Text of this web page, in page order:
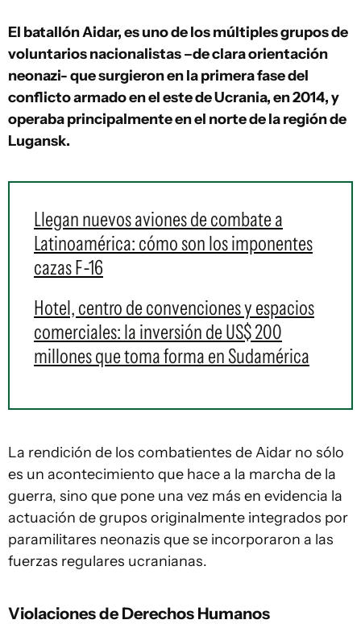
El batallón Aidar, es uno de los múltiples grupos de
voluntarios nacionalistas –de clara orientación
neonazi- que surgieron en la primera fase del
conflicto armado en el este de Ucrania, en 2014, y
operaba principalmente en el norte de la región de
Lugansk.
Llegan nuevos aviones de combate a
Latinoamérica: cómo son los imponentes
cazas F-16
Hotel, centro de convenciones y espacios
comerciales: la inversión de US$ 200
millones que toma forma en Sudamérica
La rendición de los combatientes de Aidar no sólo
es un acontecimiento que hace a la marcha de la
guerra, sino que pone una vez más en evidencia la
actuación de grupos originalmente integrados por
paramilitares neonazis que se incorporaron a las
fuerzas regulares ucranianas.
Violaciones de Derechos Humanos